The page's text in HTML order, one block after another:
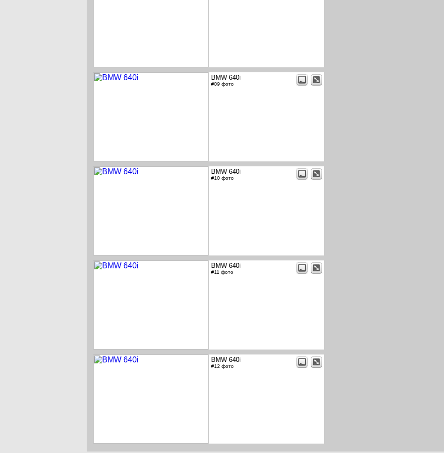
BMW 640i
#09 фото
BMW 640i
#10 фото
BMW 640i
#11 фото
BMW 640i
#12 фото